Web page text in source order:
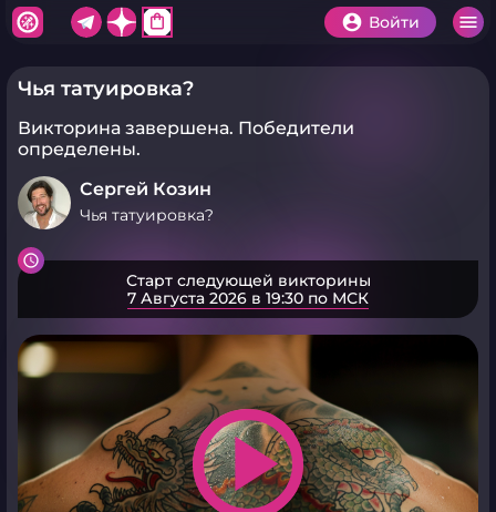
shopping_bag Войти
Чья татуировка?
Викторина завершена. Победители
определены.
Сергей Козин
Чья татуировка?
Старт следующей викторины
7 Августа 2026 в 19:30 по МСК
play_arrow